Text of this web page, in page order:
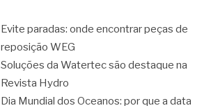
Evite paradas: onde encontrar peças de
reposição WEG
Soluções da Watertec são destaque na
Revista Hydro
Dia Mundial dos Oceanos: por que a data